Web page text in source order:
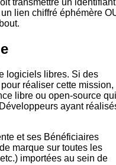
transmettre un identifiant
un lien chiffré éphémère
logiciels libres. Si des
réaliser cette mission,
libre ou open-source qui
ayant
et ses Bénéficiaires
marque sur toutes les
importées au sein de